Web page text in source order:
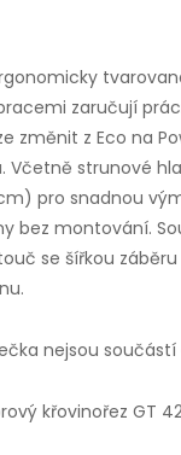
zaručují
změnit z Eco na
Včetně strunové
pro snadnou
bez montování.
se šířkou
nejsou součástí
křovinořez GT